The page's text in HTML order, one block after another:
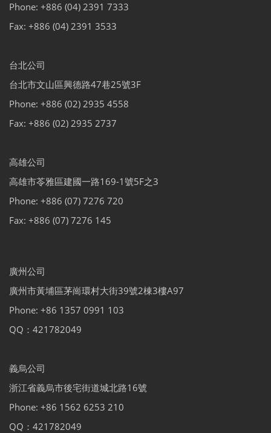
Phone: +886 (04) 2391 7333
Fax: +886 (04) 2391 3533
台北公司
台北市文山區興德路47巷25號3F
Phone: +886 (02) 2935 4558
Fax: +886 (02) 2935 2737
高雄公司
高雄市苓雅區建國一路169-1號5F之3
Phone: +886 (07) 7276 720
Fax: +886 (07) 7276 145
廣州公司
廣州市黃埔區茅崗環村大街39號2棟3樓A97
Phone: +86 1357 0991 103
QQ：421782049
義烏公司
浙江省義烏市後宅街道城北路16號
Phone: +86 1562 6253 210
QQ：421782049